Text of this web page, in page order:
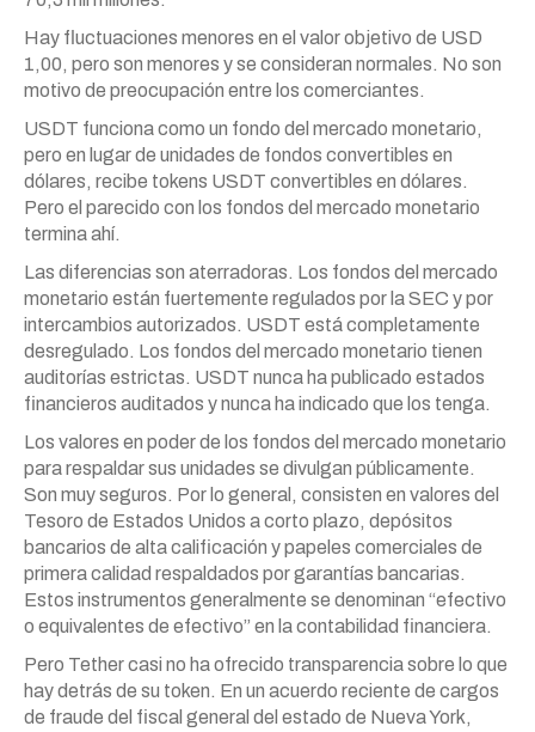
Hay fluctuaciones menores en el valor objetivo de USD
1,00, pero son menores y se consideran normales. No son
motivo de preocupación entre los comerciantes.
USDT funciona como un fondo del mercado monetario,
pero en lugar de unidades de fondos convertibles en
dólares, recibe tokens USDT convertibles en dólares.
Pero el parecido con los fondos del mercado monetario
termina ahí.
Las diferencias son aterradoras. Los fondos del mercado
monetario están fuertemente regulados por la SEC y por
intercambios autorizados. USDT está completamente
desregulado. Los fondos del mercado monetario tienen
auditorías estrictas. USDT nunca ha publicado estados
financieros auditados y nunca ha indicado que los tenga.
Los valores en poder de los fondos del mercado monetario
para respaldar sus unidades se divulgan públicamente.
Son muy seguros. Por lo general, consisten en valores del
Tesoro de Estados Unidos a corto plazo, depósitos
bancarios de alta calificación y papeles comerciales de
primera calidad respaldados por garantías bancarias.
Estos instrumentos generalmente se denominan “efectivo
o equivalentes de efectivo” en la contabilidad financiera.
Pero Tether casi no ha ofrecido transparencia sobre lo que
hay detrás de su token. En un acuerdo reciente de cargos
de fraude del fiscal general del estado de Nueva York,